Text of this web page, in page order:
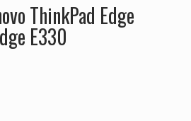
ThinkPad Edge
E330